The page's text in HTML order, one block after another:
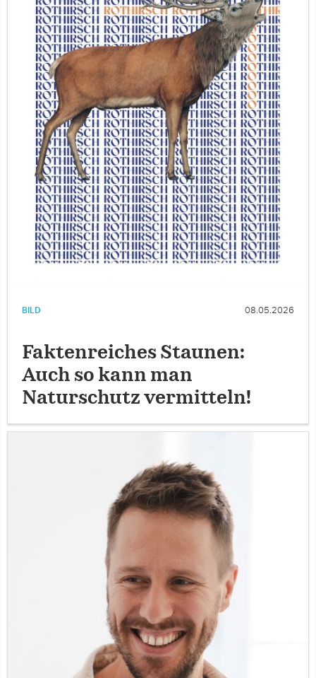
BILD 08.05.2026
Faktenreiches Staunen:
Auch so kann man
Naturschutz vermitteln!